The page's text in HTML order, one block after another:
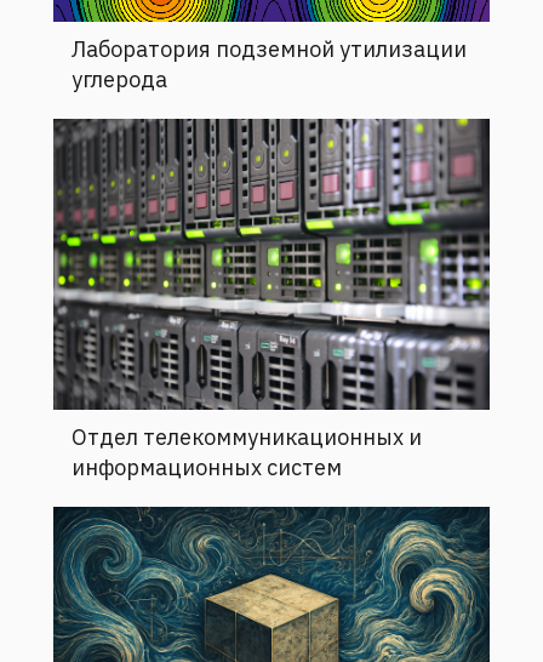
Лаборатория подземной утилизации
углерода
Отдел телекоммуникационных и
информационных систем